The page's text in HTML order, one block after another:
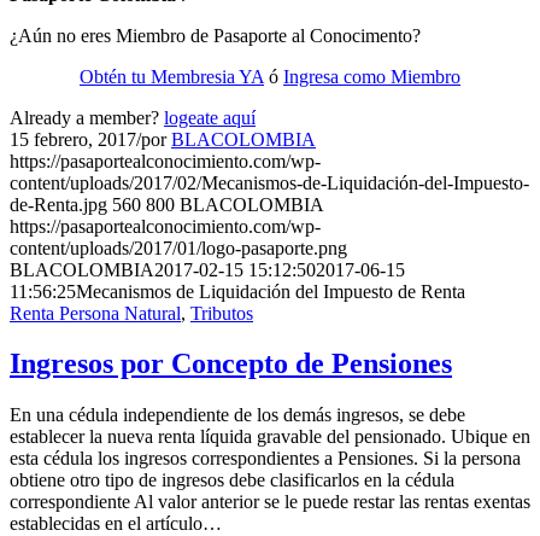
¿Aún no eres Miembro de Pasaporte al Conocimento?
Obtén tu Membresia YA ó Ingresa como Miembro
Already a member? logeate aquí
15 febrero, 2017/porBLACOLOMBIA
https://pasaportealconocimiento.com/wp-
content/uploads/2017/02/Mecanismos-de-Liquidación-del-Impuesto-
de-Renta.jpg 560 800 BLACOLOMBIA
https://pasaportealconocimiento.com/wp-
content/uploads/2017/01/logo-pasaporte.png
BLACOLOMBIA2017-02-15 15:12:502017-06-15
11:56:25Mecanismos de Liquidación del Impuesto de Renta
Renta Persona Natural, Tributos
Ingresos por Concepto de Pensiones
En una cédula independiente de los demás ingresos, se debe
establecer la nueva renta líquida gravable del pensionado. Ubique en
esta cédula los ingresos correspondientes a Pensiones. Si la persona
obtiene otro tipo de ingresos debe clasificarlos en la cédula
correspondiente Al valor anterior se le puede restar las rentas exentas
establecidas en el artículo…